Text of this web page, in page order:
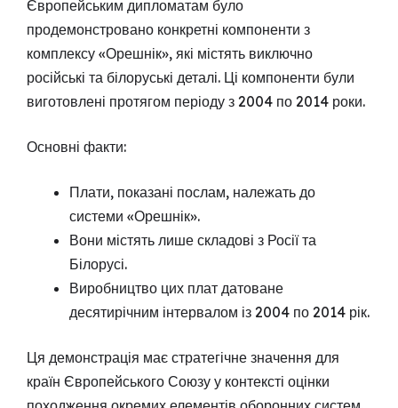
Європейським дипломатам було
продемонстровано конкретні компоненти з
комплексу «Орешнік», які містять виключно
російські та білоруські деталі. Ці компоненти були
виготовлені протягом періоду з 2004 по 2014 роки.
Основні факти:
Плати, показані послам, належать до
системи «Орешнік».
Вони містять лише складові з Росії та
Білорусі.
Виробництво цих плат датоване
десятирічним інтервалом із 2004 по 2014 рік.
Ця демонстрація має стратегічне значення для
країн Європейського Союзу у контексті оцінки